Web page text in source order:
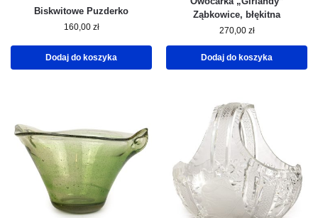
Biskwitowe Puzderko
160,00 zł
Dodaj do koszyka
Ząbkowice, błękitna
270,00 zł
Dodaj do koszyka